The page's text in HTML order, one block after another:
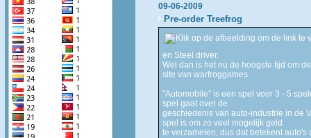
09-06-2009
Pre-order Treefrog
en Steel driver.
Wel dan is het nu de hoogste tijd om
site van warfroggames.
"Automobile" is een spel voor 3 - 5
spel gaat over de
geschiedenis van auto-industrie in de
spel is om zo veel mogelijk geld
te verzamelen, dus dat betekent